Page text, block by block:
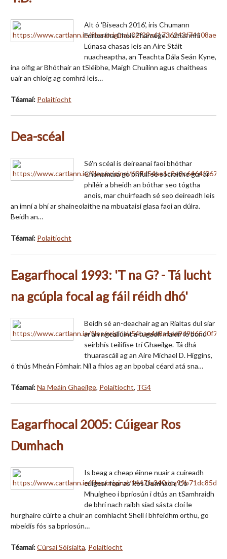
Alt ó 'Biseach 2016', iris Chumann
Forbartha Chois Fharraige. I dtús mhí
Lúnasa chasas leis an Aire Stáit
nuacheaptha, an Teachta Dála Seán Kyne,
ina oifig ar Bhóthair an tSléibhe, Maigh Chuilinn agus chaitheas
uair an chloig ag comhrá leis…
Téamaí: Polaitíocht
Dea-scéal
Sé'n scéal is deireanaí faoi bhóthar
Chonamara go bhfuil sé socraithe gur ar
philéir a bheidh an bóthar seo tógtha
anois, mar chuirfeadh sé seo deireadh leis
an imní a bhí ar shaineolaithe na mbuataisí glasa faoi an dúlra.
Beidh an…
Téamaí: Polaitíocht
Eagarfhocal 1993: 'T na G? - Tá lucht
na gcúpla focal ag fáil réidh dhó'
Beidh sé an-deachair ag an Rialtas dul siar
ar an ngeallúint a tugadh maidir le bunú
seirbhís teilifíse trí Ghaeilge. Tá dhá
thuarascáil ag an Aire Michael D. Higgins,
ó thús Mheán Fómhair. Níl a fhios ag an bpobal céard atá sna…
Téamaí:Na Meáin Ghaeilge, Polaitíocht, TG4
Eagarfhocal 2005: Cúigear Ros
Dumhach
Is beag a cheap éinne nuair a cuireadh
cúigear fear as Ros Dumhach, Co
Mhuigheo i bpriosún i dtús an tSamhraidh
de bhrí nach raibh siad sásta cloí le
hurghaire cúirte a chuir an comhlacht Shell i bhfeidhm orthu, go
mbeidís fós sa bpriosún…
Téamaí:Cúrsaí Sóisialta, Polaitíocht